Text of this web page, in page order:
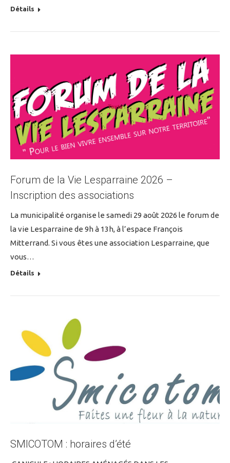
Détails
Forum de la Vie Lesparraine 2026 –
Inscription des associations
La municipalité organise le samedi 29 août 2026 le forum de
la vie Lesparraine de 9h à 13h, à l’espace François
Mitterrand. Si vous êtes une association Lesparraine, que
vous…
Détails
SMICOTOM : horaires d’été